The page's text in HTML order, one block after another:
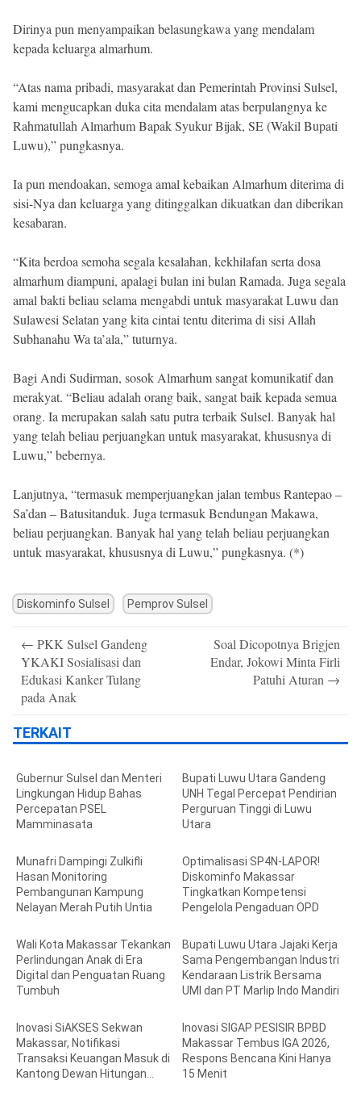
Dirinya pun menyampaikan belasungkawa yang mendalam
kepada keluarga almarhum.
“Atas nama pribadi, masyarakat dan Pemerintah Provinsi Sulsel,
kami mengucapkan duka cita mendalam atas berpulangnya ke
Rahmatullah Almarhum Bapak Syukur Bijak, SE (Wakil Bupati
Luwu),” pungkasnya.
Ia pun mendoakan, semoga amal kebaikan Almarhum diterima di
sisi-Nya dan keluarga yang ditinggalkan dikuatkan dan diberikan
kesabaran.
“Kita berdoa semoha segala kesalahan, kekhilafan serta dosa
almarhum diampuni, apalagi bulan ini bulan Ramada. Juga segala
amal bakti beliau selama mengabdi untuk masyarakat Luwu dan
Sulawesi Selatan yang kita cintai tentu diterima di sisi Allah
Subhanahu Wa ta’ala,” tuturnya.
Bagi Andi Sudirman, sosok Almarhum sangat komunikatif dan
merakyat. “Beliau adalah orang baik, sangat baik kepada semua
orang. Ia merupakan salah satu putra terbaik Sulsel. Banyak hal
yang telah beliau perjuangkan untuk masyarakat, khususnya di
Luwu,” bebernya.
Lanjutnya, “termasuk memperjuangkan jalan tembus Rantepao –
Sa’dan – Batusitanduk. Juga termasuk Bendungan Makawa,
beliau perjuangkan. Banyak hal yang telah beliau perjuangkan
untuk masyarakat, khususnya di Luwu,” pungkasnya. (*)
Diskominfo Sulsel Pemprov Sulsel
navigation
← PKK Sulsel Gandeng
YKAKI Sosialisasi dan
Edukasi Kanker Tulang
pada Anak
Soal Dicopotnya Brigjen
Endar, Jokowi Minta Firli
Patuhi Aturan →
TERKAIT
Gubernur Sulsel dan Menteri
Lingkungan Hidup Bahas
Percepatan PSEL
Mamminasata
Bupati Luwu Utara Gandeng
UNH Tegal Percepat Pendirian
Perguruan Tinggi di Luwu
Utara
Munafri Dampingi Zulkifli
Hasan Monitoring
Pembangunan Kampung
Nelayan Merah Putih Untia
Optimalisasi SP4N-LAPOR!
Diskominfo Makassar
Tingkatkan Kompetensi
Pengelola Pengaduan OPD
Wali Kota Makassar Tekankan
Perlindungan Anak di Era
Digital dan Penguatan Ruang
Tumbuh
Bupati Luwu Utara Jajaki Kerja
Sama Pengembangan Industri
Kendaraan Listrik Bersama
UMI dan PT Marlip Indo Mandiri
Inovasi SiAKSES Sekwan
Makassar, Notifikasi
Transaksi Keuangan Masuk di
Kantong Dewan Hitungan
Inovasi SIGAP PESISIR BPBD
Makassar Tembus IGA 2026,
Respons Bencana Kini Hanya
15 Menit